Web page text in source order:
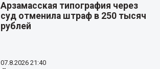
Арзамасская типография через
суд отменила штраф в 250 тысяч
рублей
07.8.2026 21:40